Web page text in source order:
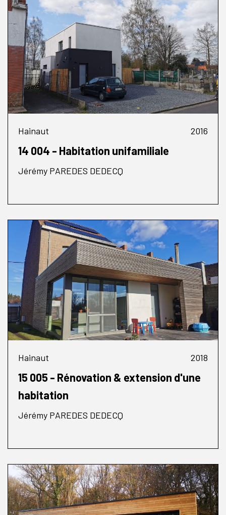
Hainaut 2016
14 004 - Habitation unifamiliale
Jérémy PAREDES DEDECQ
Hainaut 2018
15 005 - Rénovation & extension d'une
habitation
Jérémy PAREDES DEDECQ